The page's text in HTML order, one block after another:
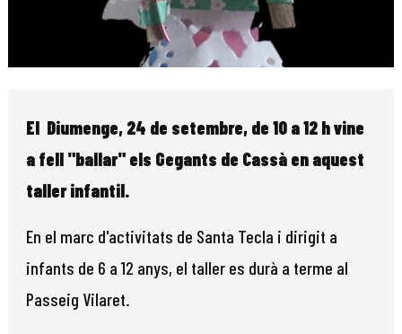
El Diumenge, 24 de setembre, de 10 a 12 h vine
a fell "ballar" els Gegants de Cassà en aquest
taller infantil.
En el marc d'activitats de Santa Tecla i dirigit a
infants de 6 a 12 anys, el taller es durà a terme al
Passeig Vilaret.